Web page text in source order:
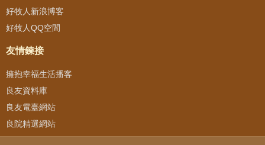
好牧人新浪博客
好牧人QQ空間
友情鍊接
擁抱幸福生活播客
良友資料庫
良友電臺網站
良院精選網站